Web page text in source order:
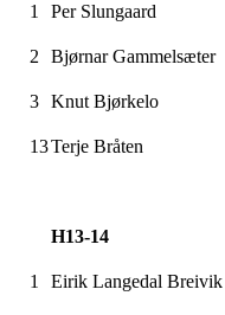
1 Per Slungaard
2 BjørnarGammelsæter
3 Knut Bjørkelo
13Terje Bråten
H13-14
1 Eirik Langedal Breivik